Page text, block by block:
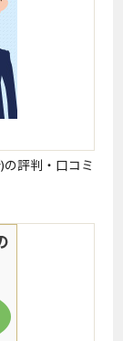
評判・口コミ